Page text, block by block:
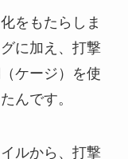
をもたらしま
に加え、打撃
ケージ）を使
んです。
ルから、打撃